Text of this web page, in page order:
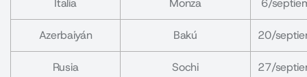
Italia Monza 6/
Azerbaiyán Bakú 20/
Rusia Sochi 27/